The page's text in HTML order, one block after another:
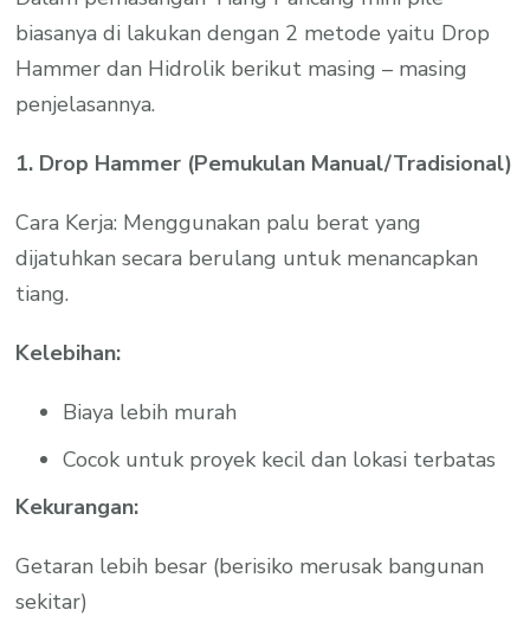
biasanya di lakukan dengan 2 metode yaitu Drop
Hammer dan Hidrolik berikut masing – masing
penjelasannya.
1. Drop Hammer (Pemukulan Manual/Tradisional)
Cara Kerja: Menggunakan palu berat yang
dijatuhkan secara berulang untuk menancapkan
tiang.
Kelebihan:
Biaya lebih murah
Cocok untuk proyek kecil dan lokasi terbatas
Kekurangan:
Getaran lebih besar (berisiko merusak bangunan
sekitar)